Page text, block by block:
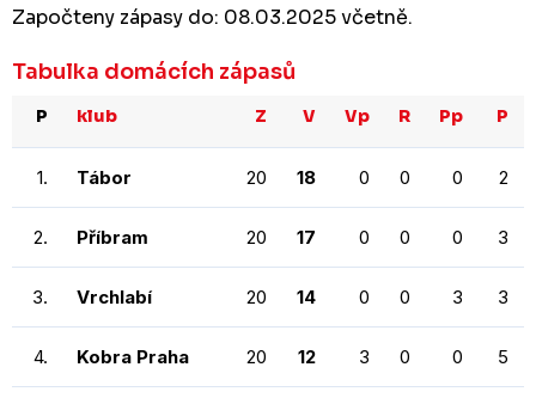
Započteny zápasy do: 08.03.2025 včetně.
Tabulka domácích zápasů
P klub Z V Vp R Pp P
1. Tábor 20 18 0 0 0 2
2. Příbram 20 17 0 0 0 3
3. Vrchlabí 20 14 0 0 3 3
4. Kobra Praha 20 12 3 0 0 5